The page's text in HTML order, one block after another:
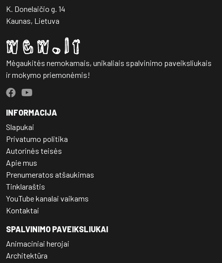
K. Donelaičio g. 14
Kaunas, Lietuva
Mėgaukitės nemokamais, unikaliais spalvinimo paveiksliukais
ir mokymo priemonėmis!
INFORMACIJA
Slapukai
Privatumo politika
Autorinės teisės
Apie mus
Prenumeratos atšaukimas
Tinklaraštis
YouTube kanalai vaikams
Kontaktai
SPALVINIMO PAVEIKSLIUKAI
Animaciniai herojai
Architektūra